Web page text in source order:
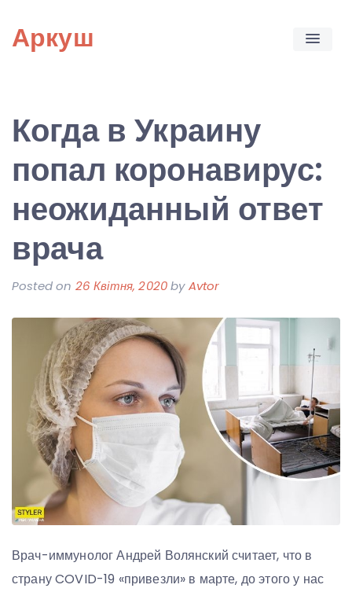
content
Аркуш
Когда в Украину
попал коронавирус:
неожиданный ответ
врача
Posted on 26 Квітня, 2020byAvtor
Врач-иммунолог Андрей Волянский считает, что в
страну COVID-19 «привезли» в марте, до этого у нас